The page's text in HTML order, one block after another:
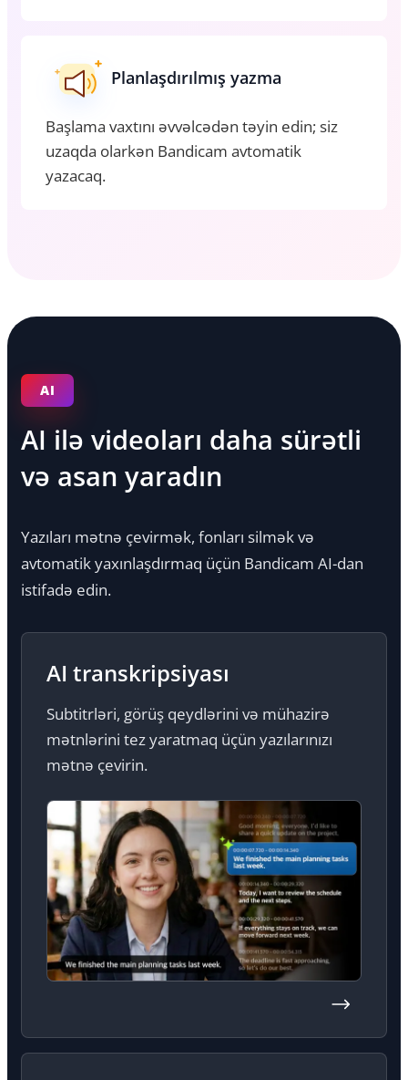
Planlaşdırılmış yazma
Başlama vaxtını əvvəlcədən təyin edin; siz
uzaqda olarkən Bandicam avtomatik
yazacaq.
AI
AI ilə videoları daha sürətli
və asan yaradın
Yazıları mətnə çevirmək, fonları silmək və
avtomatik yaxınlaşdırmaq üçün Bandicam AI-dan
istifadə edin.
AI transkripsiyası
Subtitrləri, görüş qeydlərini və mühazirə
mətnlərini tez yaratmaq üçün yazılarınızı
mətnə çevirin.